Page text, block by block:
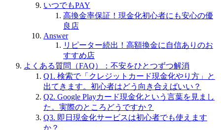
いつでもPAY
高換金率保証！現金化初心者にも安心の優
良店
Answer
リピーター続出！高額換金に自信ありのお
すすめ店
よくある質問（FAQ）：不安をひとつずつ解消
Q1. 検索で「クレジットカード現金化やり方」と
出てきます。初心者はどう向き合えばいい？
Q2. Google Playカード現金化という言葉を見まし
た。実際のところどうですか？
Q3. 即日現金化サービスは初心者でも使えます
か？